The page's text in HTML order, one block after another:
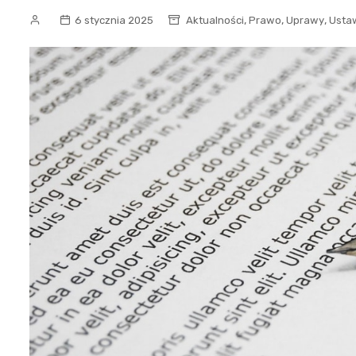
6 stycznia 2025 Aktualności, Prawo, Uprawy,